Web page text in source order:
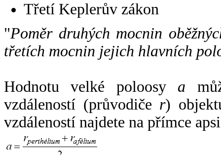
Třetí Keplerův zákon
"Poměr druhých mocnin
třetích mocnin jejich hlavních
Hodnotu velké poloosy a
vzdáleností (průvodiče r)
vzdáleností najdete na přímce